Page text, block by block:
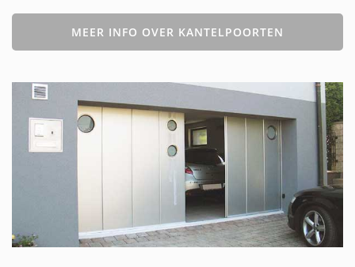
MEER INFO OVER KANTELPOORTEN